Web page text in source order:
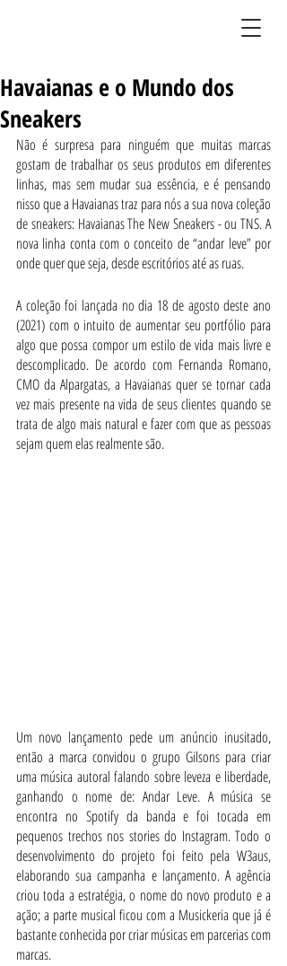
Havaianas e o Mundo dos
Sneakers
Não é surpresa para ninguém que muitas marcas
gostam de trabalhar os seus produtos em diferentes
linhas, mas sem mudar sua essência, e é pensando
nisso que a Havaianas traz para nós a sua nova coleção
de sneakers: Havaianas The New Sneakers - ou TNS. A
nova linha conta com o conceito de “andar leve” por
onde quer que seja, desde escritórios até as ruas.
A coleção foi lançada no dia 18 de agosto deste ano
(2021) com o intuito de aumentar seu portfólio para
algo que possa compor um estilo de vida mais livre e
descomplicado. De acordo com Fernanda Romano,
CMO da Alpargatas, a Havaianas quer se tornar cada
vez mais presente na vida de seus clientes quando se
trata de algo mais natural e fazer com que as pessoas
sejam quem elas realmente são.
Um novo lançamento pede um anúncio inusitado,
então a marca convidou o grupo Gilsons para criar
uma música autoral falando sobre leveza e liberdade,
ganhando o nome de: Andar Leve. A música se
encontra no Spotify da banda e foi tocada em
pequenos trechos nos stories do Instagram. Todo o
desenvolvimento do projeto foi feito pela W3aus,
elaborando sua campanha e lançamento. A agência
criou toda a estratégia, o nome do novo produto e a
ação; a parte musical ficou com a Musickeria que já é
bastante conhecida por criar músicas em parcerias com
marcas.